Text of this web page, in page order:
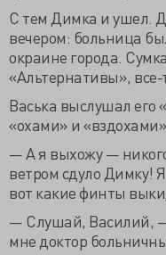
С тем Димка и ушел.
вечером: больница
окраине города.
«Альтернативы», все-
Васька выслушал его
«охами» и «вздохами».
— А я выхожу —
ветром сдуло Димку!
вот какие финты
— Слушай, Василий, —
мне доктор